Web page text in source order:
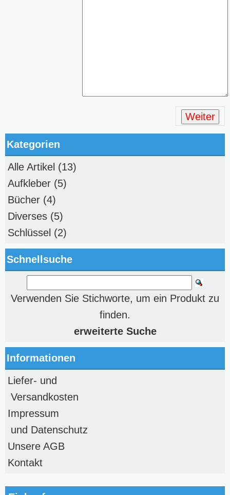
Weiter
Kategorien
Alle Artikel (13)
Aufkleber (5)
Bücher (4)
Diverses (5)
Schlüssel (2)
Schnellsuche
Verwenden Sie Stichworte, um ein Produkt zu
finden.
erweiterte Suche
Informationen
Liefer- und
Versandkosten
Impressum
und Datenschutz
Unsere AGB
Kontakt